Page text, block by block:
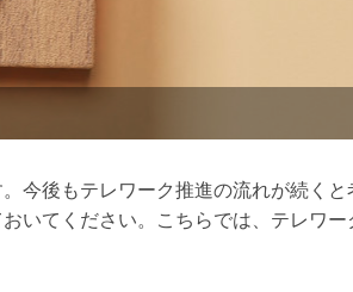
今後もテレワーク推進の流れが続くと
いてください。こちらでは、テレワ